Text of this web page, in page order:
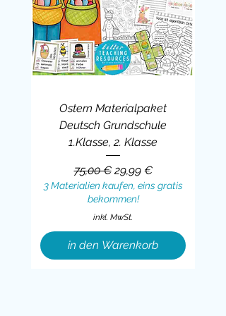
Ostern Materialpaket
Deutsch Grundschule
1.Klasse, 2. Klasse
Standardpreis
75,00 € Sale-Preis
29,99 €
3 Materialien kaufen, eins gratis
bekommen!
inkl. MwSt.
in den Warenkorb